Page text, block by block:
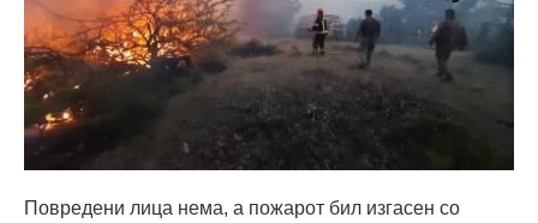
Повредени лица нема, а пожарот бил изгасен со